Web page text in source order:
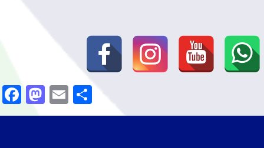
Facebook
Mastodon
Email